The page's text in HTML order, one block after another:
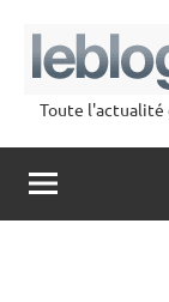
contenu
Toute l'actualité